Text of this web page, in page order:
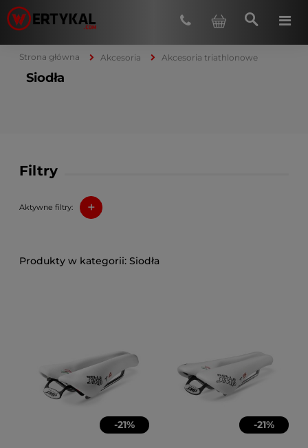
Strona główna Akcesoria Akcesoria triathlonowe
Siodła
Filtry
Aktywne filtry: +
Siodła
-21% -21%